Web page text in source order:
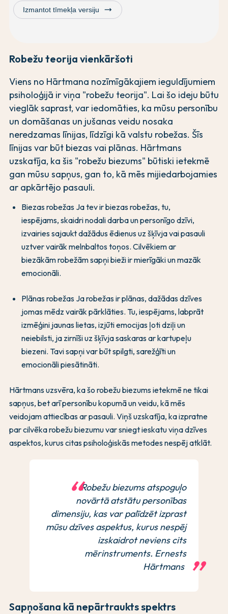
Izmantot tīmekļa versiju trending_flat
Robežu teorija vienkāršoti
Viens no Hārtmana nozīmīgākajiem ieguldījumiem
psiholoģijā ir viņa "robežu teorija". Lai šo ideju būtu
vieglāk saprast, var iedomāties, ka mūsu personību
un domāšanas un jušanas veidu nosaka
neredzamas līnijas, līdzīgi kā valstu robežas. Šīs
līnijas var būt biezas vai plānas. Hārtmans
uzskatīja, ka šis "robežu biezums" būtiski ietekmē
gan mūsu sapņus, gan to, kā mēs mijiedarbojamies
ar apkārtējo pasauli.
Biezas robežas Ja tev ir biezas robežas, tu,
iespējams, skaidri nodali darba un personīgo dzīvi,
izvairies sajaukt dažādus ēdienus uz šķīvja vai pasauli
uztver vairāk melnbaltos toņos. Cilvēkiem ar
biezākām robežām sapņi bieži ir mierīgāki un mazāk
emocionāli.
Plānas robežas Ja robežas ir plānas, dažādas dzīves
jomas mēdz vairāk pārklāties. Tu, iespējams, labprāt
izmēģini jaunas lietas, izjūti emocijas ļoti dziļi un
neiebilsti, ja zirnīši uz šķīvja saskaras ar kartupeļu
biezeni. Tavi sapņi var būt spilgti, sarežģīti un
emocionāli piesātināti.
Hārtmans uzsvēra, ka šo robežu biezums ietekmē ne tikai
sapņus, bet arī personību kopumā un veidu, kā mēs
veidojam attiecības ar pasauli. Viņš uzskatīja, ka izpratne
par cilvēka robežu biezumu var sniegt ieskatu viņa dzīves
aspektos, kurus citas psiholoģiskās metodes nespēj atklāt.
Robežu biezums atspoguļo
novārtā atstātu personības
dimensiju, kas var palīdzēt izprast
mūsu dzīves aspektus, kurus nespēj
izskaidrot neviens cits
mērinstruments. Ernests
Hārtmans
Sapņošana kā nepārtraukts spektrs